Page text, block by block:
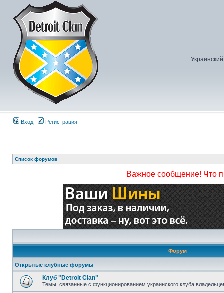
Вход Регистрация
Список форумов
Важное сообщение! Что
Форум
Открытые клубные форумы
Клуб "Detroit Clan"
Темы, связанные с функционированием украинского клуба